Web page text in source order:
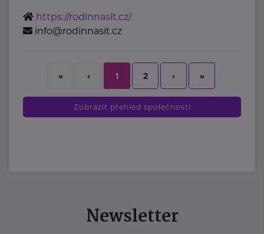
https://rodinnasit.cz/
info@rodinnasit.cz
« ‹ 1 2 › »
Zobrazit přehled společností
Newsletter